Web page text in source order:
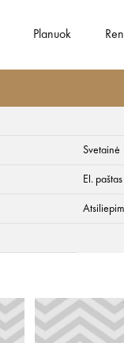
Planuok
Svetainė
El. paštas